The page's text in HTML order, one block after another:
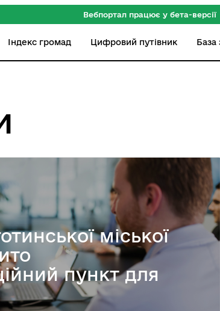
Вебпортал працює у бета-версії
Індекс громад Цифровий путівник База
міської
пункт для